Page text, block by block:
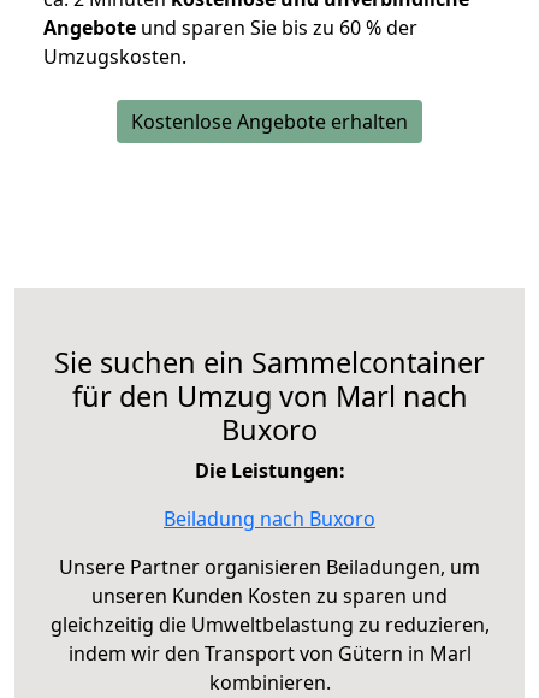
Angebote und sparen Sie bis zu 60 % der
Umzugskosten.
Kostenlose Angebote erhalten
Sie suchen ein Sammelcontainer
für den Umzug von Marl nach
Buxoro
Die Leistungen:
Beiladung nach Buxoro
Unsere Partner organisieren Beiladungen, um
unseren Kunden Kosten zu sparen und
gleichzeitig die Umweltbelastung zu reduzieren,
indem wir den Transport von Gütern in Marl
kombinieren.